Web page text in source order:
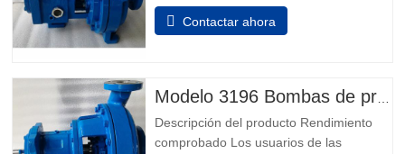
sellado de ingeniería Cámara de sello
patentada Taperbore™ PLUS BigBore™
condición a bordo Aisladores de
Diseño de cárnmido...
Contactar ahora
Modelo 3196 Bombas de proceso químico
Descripción del producto Rendimiento
comprobado Los usuarios de las